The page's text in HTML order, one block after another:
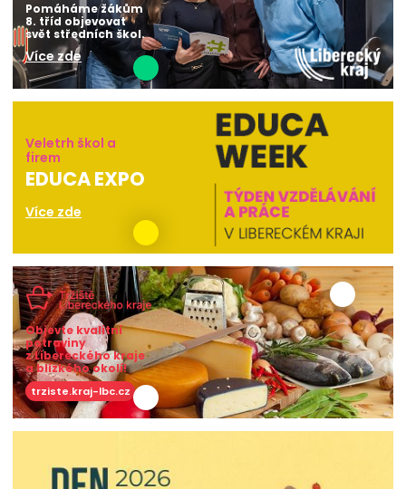
Pomáháme žákům
8. tříd objevovat
svět středních škol.
Více zde
Veletrh škol a
firem
EDUCA EXPO
Více zde
Objevte kvalitní
potraviny
z Libereckého kraje
a blízkého okolí!
trziste.kraj-lbc.cz